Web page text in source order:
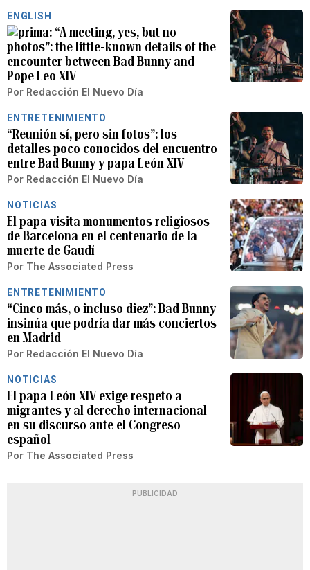
ENGLISH
“A meeting, yes, but no
photos”: the little-known details of the
encounter between Bad Bunny and
Pope Leo XIV
Por Redacción El Nuevo Día
ENTRETENIMIENTO
“Reunión sí, pero sin fotos”: los
detalles poco conocidos del encuentro
entre Bad Bunny y papa León XIV
Por Redacción El Nuevo Día
NOTICIAS
El papa visita monumentos religiosos
de Barcelona en el centenario de la
muerte de Gaudí
Por The Associated Press
ENTRETENIMIENTO
“Cinco más, o incluso diez”: Bad Bunny
insinúa que podría dar más conciertos
en Madrid
Por Redacción El Nuevo Día
NOTICIAS
El papa León XIV exige respeto a
migrantes y al derecho internacional
en su discurso ante el Congreso
español
Por The Associated Press
PUBLICIDAD